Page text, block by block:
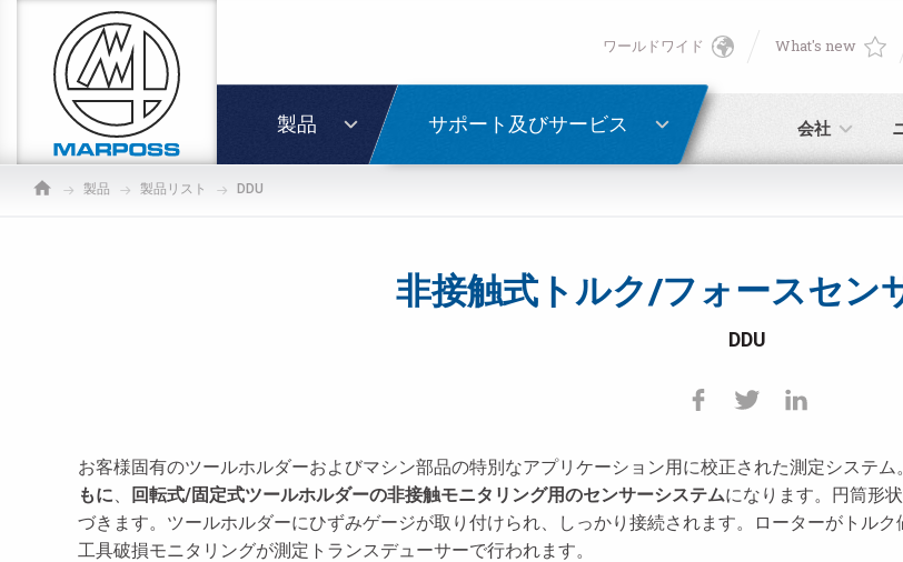
製品 サポート及びサービス 会社
ワールドワイド What's new
製品 製品リスト DDU
非接触式トルク/フォースセン
DDU
お客様固有のツールホルダーおよびマシン部品の特別なアプリケーション用に校正された測定システム。
もに、 回転式/固定式ツールホルダーの非接触モニタリング用のセンサーシステムになります。円筒形
づきます。ツールホルダーにひずみゲージが取り付けられ、しっかり接続されます。ローターがトル
工具破損モニタリングが測定トランスデューサーで行われます。
English
Deutsch
Español
한국어 (Korean)
PASSWORD RECOVERY
パスワード
未登録の場合、無料でご登録いただけます。 こち